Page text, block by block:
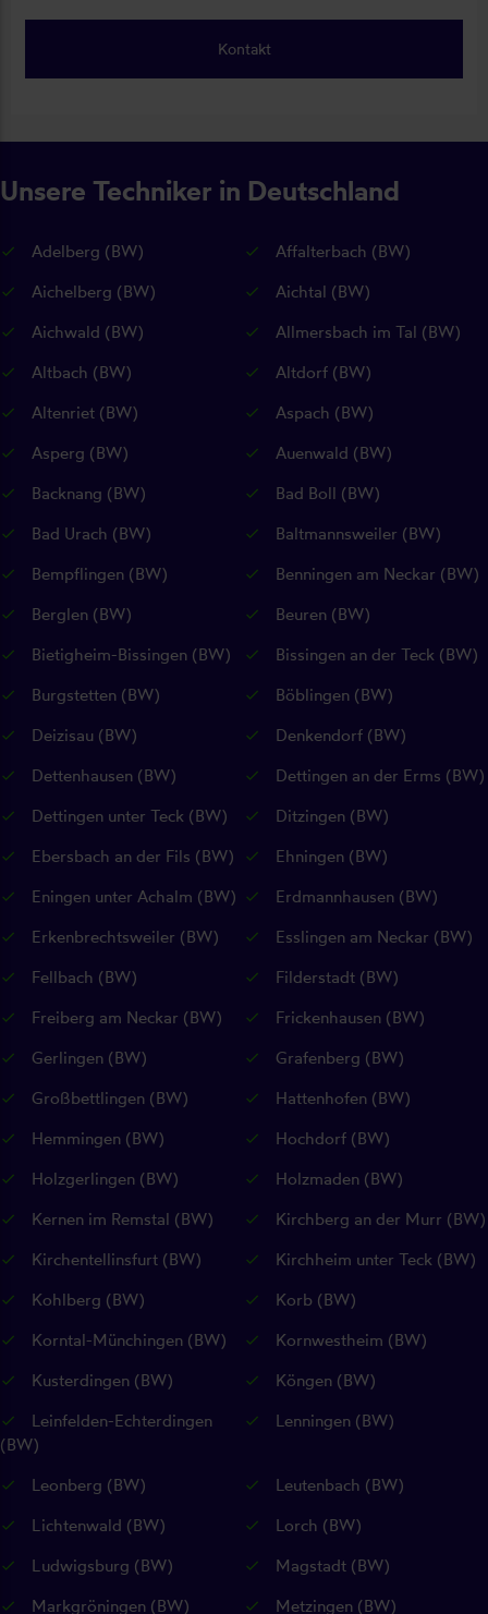
Kontakt
Unsere Techniker in Deutschland
Adelberg (BW)
Affalterbach (BW)
Aichelberg (BW)
Aichtal (BW)
Aichwald (BW)
Allmersbach im Tal (BW)
Altbach (BW)
Altdorf (BW)
Altenriet (BW)
Aspach (BW)
Asperg (BW)
Auenwald (BW)
Backnang (BW)
Bad Boll (BW)
Bad Urach (BW)
Baltmannsweiler (BW)
Bempflingen (BW)
Benningen am Neckar (BW)
Berglen (BW)
Beuren (BW)
Bietigheim-Bissingen (BW)
Bissingen an der Teck (BW)
Burgstetten (BW)
Böblingen (BW)
Deizisau (BW)
Denkendorf (BW)
Dettenhausen (BW)
Dettingen an der Erms (BW)
Dettingen unter Teck (BW)
Ditzingen (BW)
Ebersbach an der Fils (BW)
Ehningen (BW)
Eningen unter Achalm (BW)
Erdmannhausen (BW)
Erkenbrechtsweiler (BW)
Esslingen am Neckar (BW)
Fellbach (BW)
Filderstadt (BW)
Freiberg am Neckar (BW)
Frickenhausen (BW)
Gerlingen (BW)
Grafenberg (BW)
Großbettlingen (BW)
Hattenhofen (BW)
Hemmingen (BW)
Hochdorf (BW)
Holzgerlingen (BW)
Holzmaden (BW)
Kernen im Remstal (BW)
Kirchberg an der Murr (BW)
Kirchentellinsfurt (BW)
Kirchheim unter Teck (BW)
Kohlberg (BW)
Korb (BW)
Korntal-Münchingen (BW)
Kornwestheim (BW)
Kusterdingen (BW)
Köngen (BW)
Leinfelden-Echterdingen
(BW)
Lenningen (BW)
Leonberg (BW)
Leutenbach (BW)
Lichtenwald (BW)
Lorch (BW)
Ludwigsburg (BW)
Magstadt (BW)
Markgröningen (BW)
Metzingen (BW)